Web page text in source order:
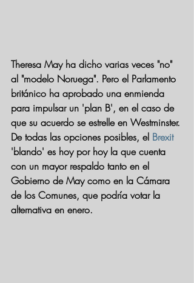
Theresa May ha dicho varias veces "no"
al "modelo Noruega". Pero el Parlamento
británico ha aprobado una enmienda
para impulsar un 'plan B', en el caso de
que su acuerdo se estrelle en Westminster.
De todas las opciones posibles, el Brexit
'blando' es hoy por hoy la que cuenta
con un mayor respaldo tanto en el
Gobierno de May como en la Cámara
de los Comunes, que podría votar la
alternativa en enero.